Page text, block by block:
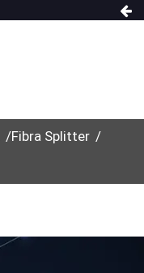
Fibra Splitter